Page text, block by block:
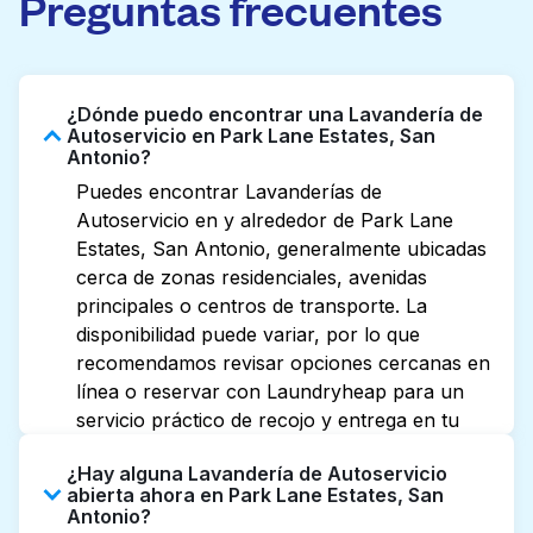
¿Dónde puedo encontrar una Lavandería de
Autoservicio en Park Lane Estates, San
Antonio?
Puedes encontrar Lavanderías de
Autoservicio en y alrededor de Park Lane
Estates, San Antonio, generalmente ubicadas
cerca de zonas residenciales, avenidas
principales o centros de transporte. La
disponibilidad puede variar, por lo que
recomendamos revisar opciones cercanas en
línea o reservar con Laundryheap para un
servicio práctico de recojo y entrega en tu
¿Hay alguna Lavandería de Autoservicio
abierta ahora en Park Lane Estates, San
Antonio?